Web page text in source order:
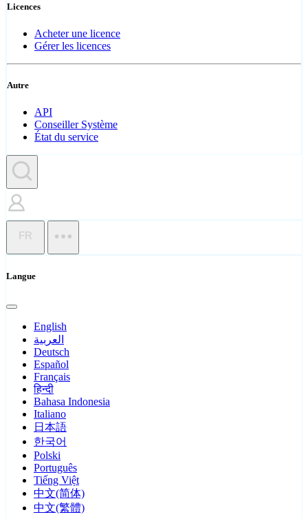
Licences
Acheter une licence
Gérer les licences
Autre
API
Conseiller Système
État du service
FR
Langue
English
العربية
Deutsch
Español
Français
हिन्दी
Bahasa Indonesia
Italiano
日本語
한국어
Polski
Português
Tiếng Việt
中文(简体)
中文(繁體)